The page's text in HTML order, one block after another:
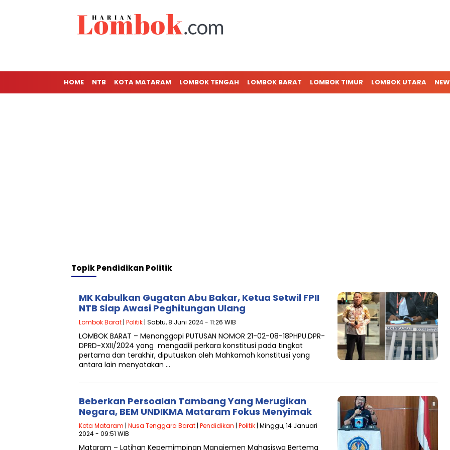
HOME NTB KOTA MATARAM LOMBOK TENGAH LOMBOK BARAT LOMBOK TIMUR LOMBOK UTARA
TopikPendidikan Politik
MK Kabulkan Gugatan Abu Bakar, Ketua Setwil FPII
NTB Siap Awasi Peghitungan Ulang
Lombok Barat | Politik | Sabtu, 8 Juni 2024 - 11:26 WIB
LOMBOK BARAT – Menanggapi PUTUSAN NOMOR 21-02-08-18PHPU.DPR-
DPRD-XXII/2024 yang mengadili perkara konstitusi pada tingkat
pertama dan terakhir, diputuskan oleh Mahkamah konstitusi yang
antara lain menyatakan …
Beberkan Persoalan Tambang Yang Merugikan
Negara, BEM UNDIKMA Mataram Fokus Menyimak
Kota Mataram | Nusa Tenggara Barat | Pendidikan | Politik | Minggu, 14 Januari
2024 - 09:51 WIB
Mataram – Latihan Kepemimpinan Manajemen Mahasiswa Bertema